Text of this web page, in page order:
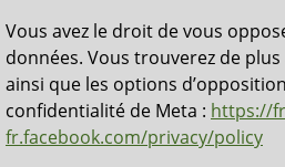
Vous avez le droit de vous
données. Vous trouverez de
ainsi que les options
confidentialité de Meta : https://
fr.facebook.com/privacy/policy